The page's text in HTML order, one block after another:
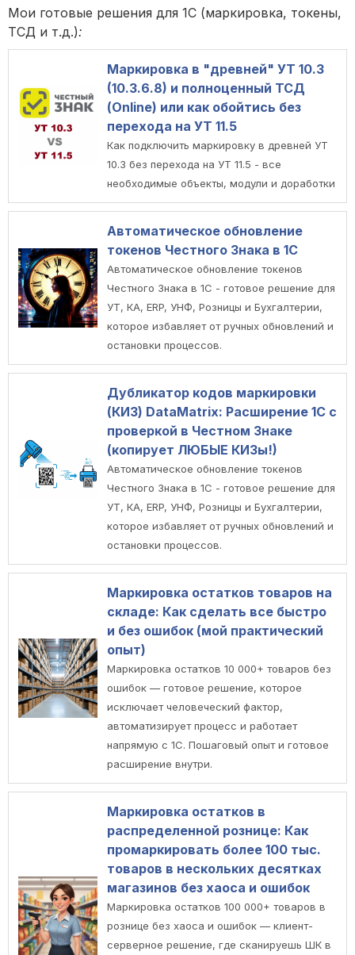
Мои готовые решения для 1С (маркировка, токены,
ТСД и т.д.):
Маркировка в "древней" УТ 10.3
(10.3.6.8) и полноценный ТСД
(Online) или как обойтись без
перехода на УТ 11.5
Как подключить маркировку в древней УТ
10.3 без перехода на УТ 11.5 - все
необходимые объекты, модули и доработки
Автоматическое обновление
токенов Честного Знака в 1С
Автоматическое обновление токенов
Честного Знака в 1С - готовое решение для
УТ, КА, ERP, УНФ, Розницы и Бухгалтерии,
которое избавляет от ручных обновлений и
остановки процессов.
Дубликатор кодов маркировки
(КИЗ) DataMatrix: Расширение 1С с
проверкой в Честном Знаке
(копирует ЛЮБЫЕ КИЗы!)
Автоматическое обновление токенов
Честного Знака в 1С - готовое решение для
УТ, КА, ERP, УНФ, Розницы и Бухгалтерии,
которое избавляет от ручных обновлений и
остановки процессов.
Маркировка остатков товаров на
складе: Как сделать все быстро
и без ошибок (мой практический
опыт)
Маркировка остатков 10 000+ товаров без
ошибок — готовое решение, которое
исключает человеческий фактор,
автоматизирует процесс и работает
напрямую с 1С. Пошаговый опыт и готовое
расширение внутри.
Маркировка остатков в
распределенной рознице: Как
промаркировать более 100 тыс.
товаров в нескольких десятках
магазинов без хаоса и ошибок
Маркировка остатков 100 000+ товаров в
рознице без хаоса и ошибок — клиент-
серверное решение, где сканируешь ШК в